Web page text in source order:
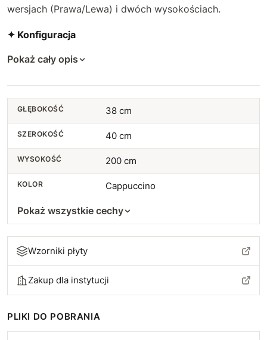
wersjach (Prawa/Lewa) i dwóch wysokościach.
✦ Konfiguracja
Pokaż cały opis
GŁĘBOKOŚĆ 38 cm
SZEROKOŚĆ 40 cm
WYSOKOŚĆ 200 cm
KOLOR Cappuccino
Pokaż wszystkie cechy
Wzorniki płyty
Zakup dla instytucji
PLIKI DO POBRANIA